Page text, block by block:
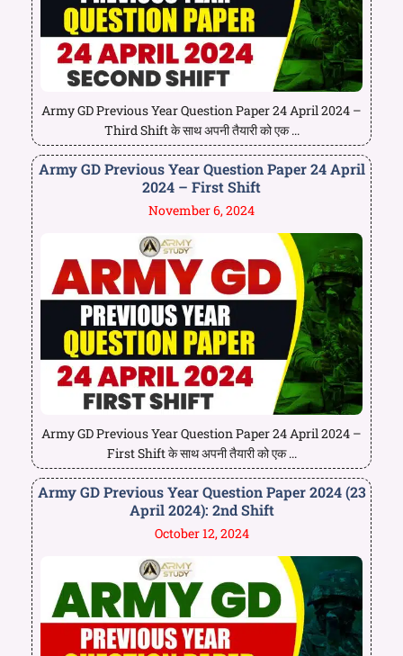
Army GD Previous Year Question Paper 24 April 2024 –
Third Shift के साथ अपनी तैयारी को एक ...
Army GD Previous Year Question Paper 24 April
2024 – First Shift
November 6, 2024
Army GD Previous Year Question Paper 24 April 2024 –
First Shift के साथ अपनी तैयारी को एक ...
Army GD Previous Year Question Paper 2024 (23
April 2024): 2nd Shift
October 12, 2024